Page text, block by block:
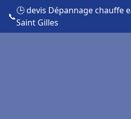
📞
🕒 devis Dépannage chauffe
Saint Gilles